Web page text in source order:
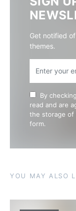
Get notified
themes.
By
read and are
the storage of
form.
YOU MAY ALSO